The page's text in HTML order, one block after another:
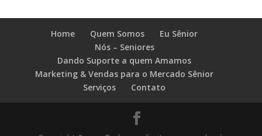
Home Quem Somos
Eu Sênior
Nós – Seniores
Dando Suporte a quem Amamos
Marketing & Vendas para o Mercado Sênior
Serviços
Contato